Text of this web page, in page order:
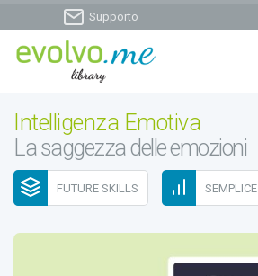
Supporto
Intelligenza Emotiva
La saggezza delle emozioni
FUTURE SKILLS SEMPLICE